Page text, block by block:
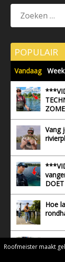
POPULAIR
Vandaag Week
Vang
Hoe
mag
Roofmeister maakt